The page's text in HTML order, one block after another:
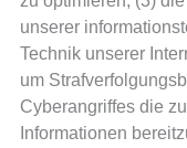
unserer
Technik unserer
um
Cyberangriffes die
Informationen